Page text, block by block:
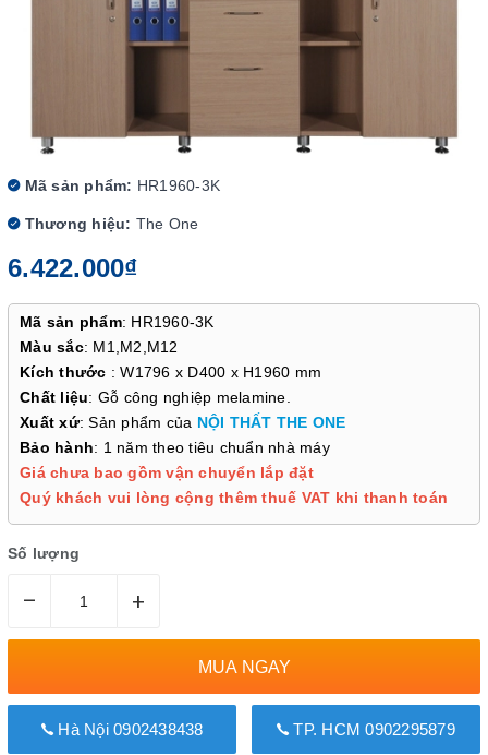
Mã sản phẩm: HR1960-3K
Thương hiệu: The One
6.422.000₫
Mã sản phẩm: HR1960-3K
Màu sắc: M1,M2,M12
Kích thước : W1796 x D400 x H1960 mm
Chất liệu: Gỗ công nghiệp melamine.
Xuất xứ: Sản phẩm của NỘI THẤT THE ONE
Bảo hành: 1 năm theo tiêu chuẩn nhà máy
Giá chưa bao gồm vận chuyển lắp đặt
Quý khách vui lòng cộng thêm thuế VAT khi thanh toán
Số lượng
– +
MUA NGAY
Hà Nội 0902438438 TP. HCM 0902295879